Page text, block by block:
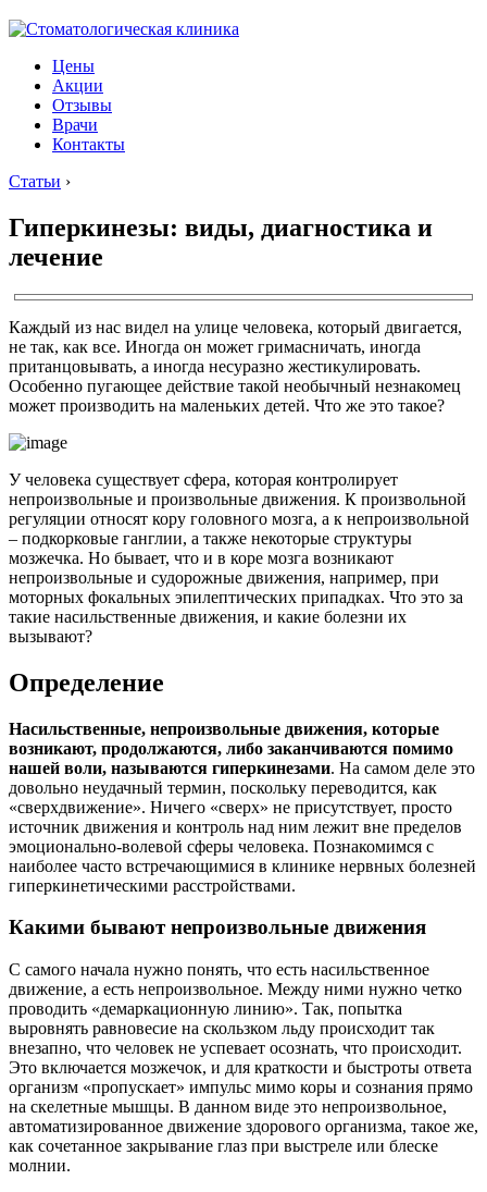
Цены
Акции
Отзывы
Врачи
Контакты
Статьи ›
Гиперкинезы: виды, диагностика и
лечение
Каждый из нас видел на улице человека, который двигается,
не так, как все. Иногда он может гримасничать, иногда
пританцовывать, а иногда несуразно жестикулировать.
Особенно пугающее действие такой необычный незнакомец
может производить на маленьких детей. Что же это такое?
У человека существует сфера, которая контролирует
непроизвольные и произвольные движения. К произвольной
регуляции относят кору головного мозга, а к непроизвольной
– подкорковые ганглии, а также некоторые структуры
мозжечка. Но бывает, что и в коре мозга возникают
непроизвольные и судорожные движения, например, при
моторных фокальных эпилептических припадках. Что это за
такие насильственные движения, и какие болезни их
вызывают?
Определение
Насильственные, непроизвольные движения, которые
возникают, продолжаются, либо заканчиваются помимо
нашей воли, называются гиперкинезами. На самом деле это
довольно неудачный термин, поскольку переводится, как
«сверхдвижение». Ничего «сверх» не присутствует, просто
источник движения и контроль над ним лежит вне пределов
эмоционально-волевой сферы человека. Познакомимся с
наиболее часто встречающимися в клинике нервных болезней
гиперкинетическими расстройствами.
Какими бывают непроизвольные движения
С самого начала нужно понять, что есть насильственное
движение, а есть непроизвольное. Между ними нужно четко
проводить «демаркационную линию». Так, попытка
выровнять равновесие на скользком льду происходит так
внезапно, что человек не успевает осознать, что происходит.
Это включается мозжечок, и для краткости и быстроты ответа
организм «пропускает» импульс мимо коры и сознания прямо
на скелетные мышцы. В данном виде это непроизвольное,
автоматизированное движение здорового организма, такое же,
как сочетанное закрывание глаз при выстреле или блеске
молнии.